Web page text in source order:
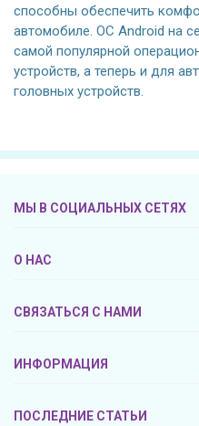
способны обеспечить
автомобиле. ОС Android на
самой популярной
устройств, а теперь и для
головных устройств.
МЫ В СОЦИАЛЬНЫХ СЕТЯХ
О НАС
СВЯЗАТЬСЯ С НАМИ
ИНФОРМАЦИЯ
ПОСЛЕДНИЕ СТАТЬИ